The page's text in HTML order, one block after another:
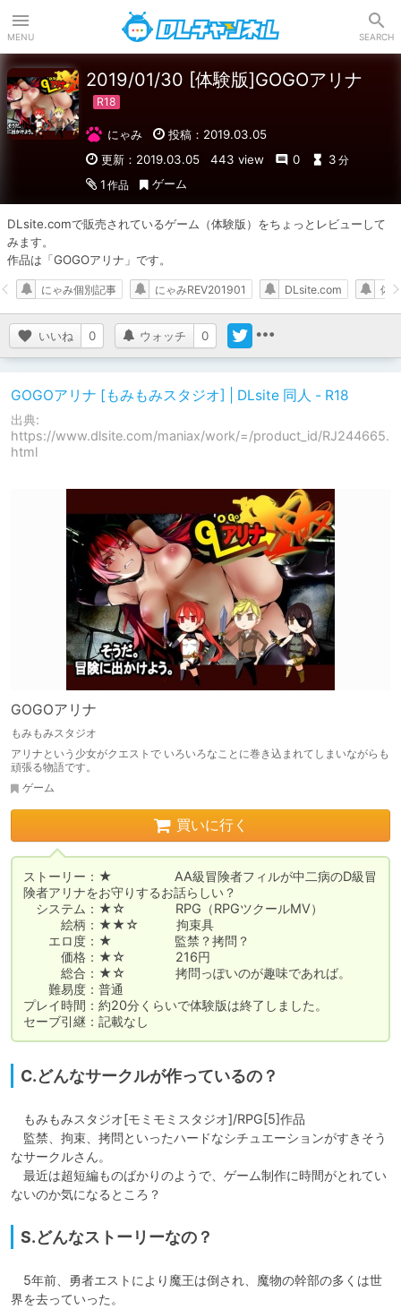
MENU SEARCH
2019/01/30 [体験版]GOGOアリナ
にゃみ
投稿：2019.03.05
更新：2019.03.05
443 view 0 3 分
1 作品 ゲーム
DLsite.comで販売されているゲーム（体験版）をちょっとレビューして
みます。
作品は「GOGOアリナ」です。
いいね 0 ウォッチ 0
にゃみ個別記事 にゃみREV201901 DLsite.com 体
GOGOアリナ [もみもみスタジオ] | DLsite 同人 - R18
出典:
https://www.dlsite.com/maniax/work/=/product_id/RJ244665.
html
GOGOアリナ
もみもみスタジオ
アリナという少女がクエストで いろいろなことに巻き込まれてしまいながらも
頑張る物語です。
ゲーム
買いに行く
ストーリー：★　　　　　AA級冒険者フィルが中二病のD級冒
険者アリナをお守りするお話らしい？
システム：★☆　　　　RPG（RPGツクールMV）
絵柄：★★☆　　　拘束具
エロ度：★　　　　　監禁？拷問？
価格：★☆　　　　216円
総合：★☆　　　　拷問っぽいのが趣味であれば。
難易度：普通
プレイ時間：約20分くらいで体験版は終了しました。
セーブ引継：記載なし
C.どんなサークルが作っているの？
もみもみスタジオ[モミモミスタジオ]/RPG[5]作品
監禁、拘束、拷問といったハードなシチュエーションがすきそう
なサークルさん。
最近は超短編ものばかりのようで、ゲーム制作に時間がとれてい
ないのか気になるところ？
S.どんなストーリーなの？
5年前、勇者エストにより魔王は倒され、魔物の幹部の多くは世
界を去っていった。